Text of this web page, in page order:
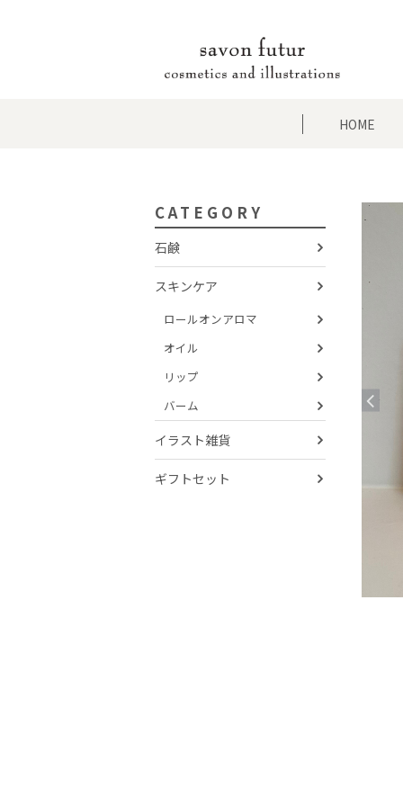
HOME
CATEGORY
石鹸
スキンケア
ロールオンアロマ
オイル
リップ
バーム
イラスト雑貨
ギフトセット